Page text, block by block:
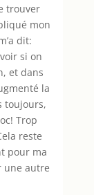
trouver
mon
dit:
si on
et dans
la
toujours,
Trop
reste
pour ma
une autre